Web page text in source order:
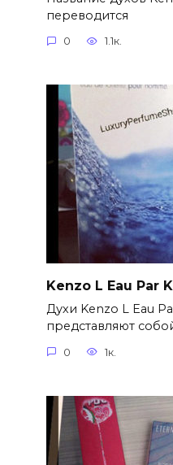
переводится
0 1.1к.
Kenzo L Eau Par
Духи Kenzo L Eau
представляют
0 1к.